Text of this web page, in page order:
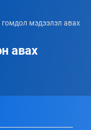
мэдээлэл авах
авах